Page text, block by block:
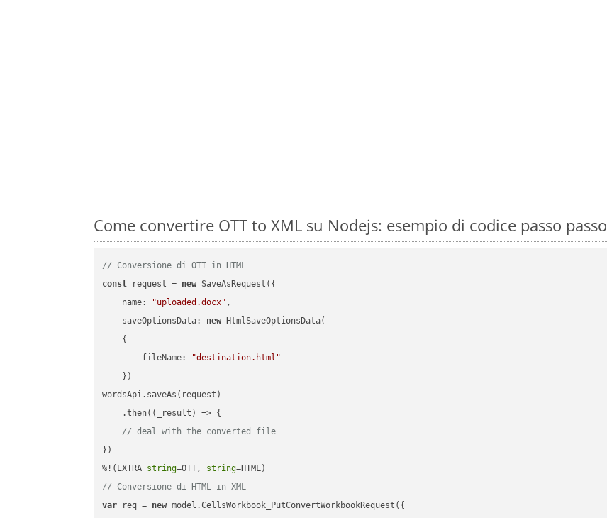
Come convertire OTT to XML su Nodejs: esempio di codice passo passo
// Conversione di OTT in HTML
const request = new SaveAsRequest({
name: "uploaded.docx" ,
saveOptionsData: new HtmlSaveOptionsData(
    {
fileName:
"destination.html"
    })
wordsApi.saveAs(request)
    .then(
( _result ) => {
// deal with the converted file
})
%!(EXTRA string=OTT, string
// Conversione di HTML in XML
var req = new model.CellsWorkbook_PutConvertWorkbookRequest({